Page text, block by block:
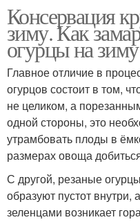
Консервация
зиму. Как
огурцы на зиму
Главное отличие в
огурцов состоит в том,
не целиком, а
одной стороны, это
утрамбовать плоды в
размерах овоща
С другой, резаные
образуют пустот
зеленцами возникает